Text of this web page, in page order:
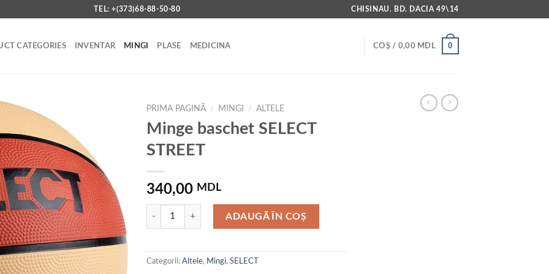
TEL: +(373)68-88-50-80 CHISINAU. BD. DACIA 49\14
CATEGORIES INVENTAR MINGI PLASE MEDICINA COȘ / 0,00 MDL 0
Add to
wishlist
PRIMA PAGINĂ / MINGI / ALTELE
Minge baschet SELECT
STREET
340,00 MDL
Cantitate Minge baschet SELECT STREET
ADAUGĂ ÎN COȘ
Categorii: Altele, Mingi, SELECT